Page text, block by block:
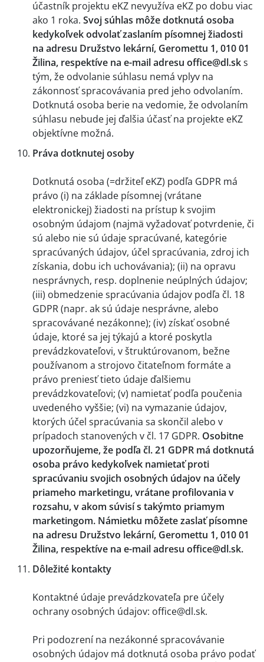
účastník projektu eKZ nevyužíva eKZ po dobu viac
ako 1 roka. Svoj súhlas môže dotknutá osoba
kedykoľvek odvolať zaslaním písomnej žiadosti
na adresu Družstvo lekární, Geromettu 1, 010 01
Žilina, respektíve na e-mail adresu office@dl.sks
tým, že odvolanie súhlasu nemá vplyv na
zákonnosť spracovávania pred jeho odvolaním.
Dotknutá osoba berie na vedomie, že odvolaním
súhlasu nebude jej ďalšia účasť na projekte eKZ
objektívne možná.
Práva dotknutej osoby
Dotknutá osoba (=držiteľ eKZ) podľa GDPR má
právo (i) na základe písomnej (vrátane
elektronickej) žiadosti na prístup k svojim
osobným údajom (najmä vyžadovať potvrdenie, či
sú alebo nie sú údaje spracúvané, kategórie
spracúvaných údajov, účel spracúvania, zdroj ich
získania, dobu ich uchovávania); (ii) na opravu
nesprávnych, resp. doplnenie neúplných údajov;
(iii) obmedzenie spracúvania údajov podľa čl. 18
GDPR (napr. ak sú údaje nesprávne, alebo
spracovávané nezákonne); (iv) získať osobné
údaje, ktoré sa jej týkajú a ktoré poskytla
prevádzkovateľovi, v štruktúrovanom, bežne
používanom a strojovo čitateľnom formáte a
právo preniesť tieto údaje ďalšiemu
prevádzkovateľovi; (v) namietať podľa poučenia
uvedeného vyššie; (vi) na vymazanie údajov,
ktorých účel spracúvania sa skončil alebo v
prípadoch stanovených v čl. 17 GDPR. Osobitne
upozorňujeme, že podľa čl. 21 GDPR má dotknutá
osoba právo kedykoľvek namietať proti
spracúvaniu svojich osobných údajov na účely
priameho marketingu, vrátane profilovania v
rozsahu, v akom súvisí s takýmto priamym
marketingom. Námietku môžete zaslať písomne
na adresu Družstvo lekární, Geromettu 1, 010 01
Žilina, respektíve na e-mail adresu office@dl.sk.
Dôležité kontakty
Kontaktné údaje prevádzkovateľa pre účely
ochrany osobných údajov: office@dl.sk.
Pri podozrení na nezákonné spracovávanie
osobných údajov má dotknutá osoba právo podať